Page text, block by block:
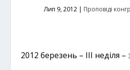
Лип 9, 2012 | Проповіді
2012 березень – ІІІ неділя –